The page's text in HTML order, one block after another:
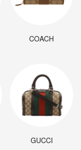
COACH
GUCCI